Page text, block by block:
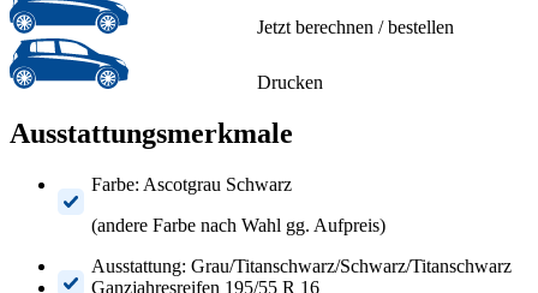
Jetzt berechnen / bestellen
Drucken
Ausstattungsmerkmale
Farbe: Ascotgrau Schwarz
(andere Farbe nach Wahl gg. Aufpreis)
Ausstattung: Grau/Titanschwarz/Schwarz/Titanschwarz
Ganzjahresreifen 195/55 R 16